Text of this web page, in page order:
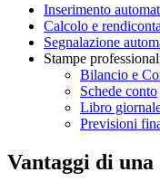
Inserimento
Calcolo e
Segnalazione
Stampe
Bilancio e
Schede conto
Libro
Previsioni
Vantaggi di